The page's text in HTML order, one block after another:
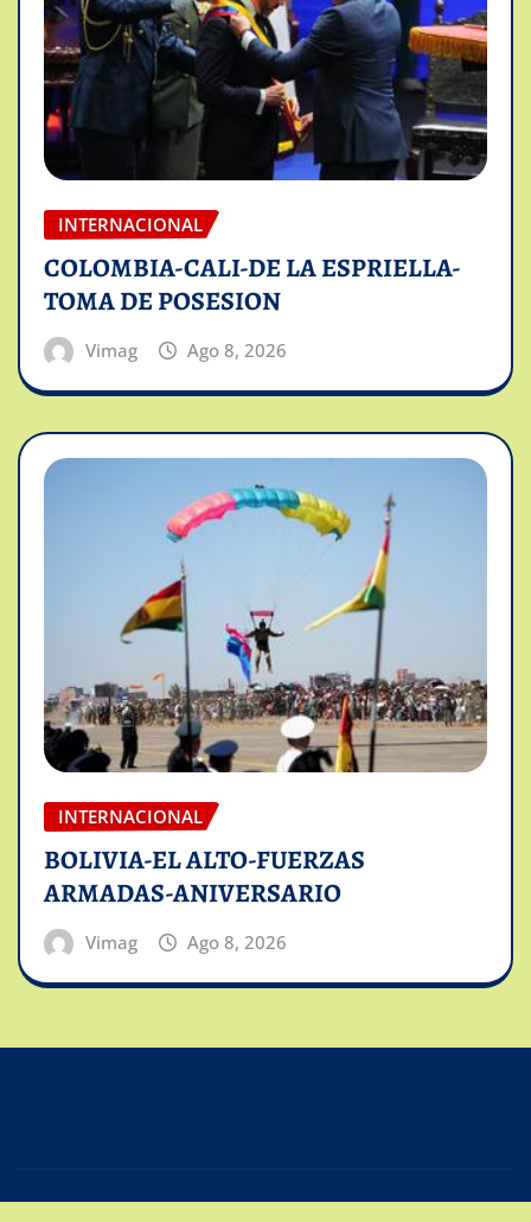
INTERNACIONAL
COLOMBIA-CALI-DE LA ESPRIELLA-
TOMA DE POSESION
Vimag Ago 8, 2026
INTERNACIONAL
BOLIVIA-EL ALTO-FUERZAS
ARMADAS-ANIVERSARIO
Vimag Ago 8, 2026